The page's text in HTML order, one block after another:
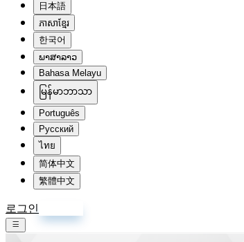
日本語
ភាសាខ្មែរ
한국어
ພາສາລາວ
Bahasa Melayu
မြန်မာဘာသာ
Português
Русский
ไทย
简体中文
繁體中文
로그인